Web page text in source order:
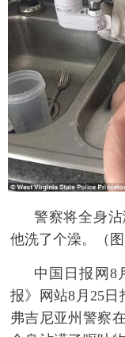
科技
图片
旅游
金融
富媒体
新华电视中文
警察将全身
他洗了个澡。（图
中国日报网8
报》网站8月25日
弗吉尼亚州警察